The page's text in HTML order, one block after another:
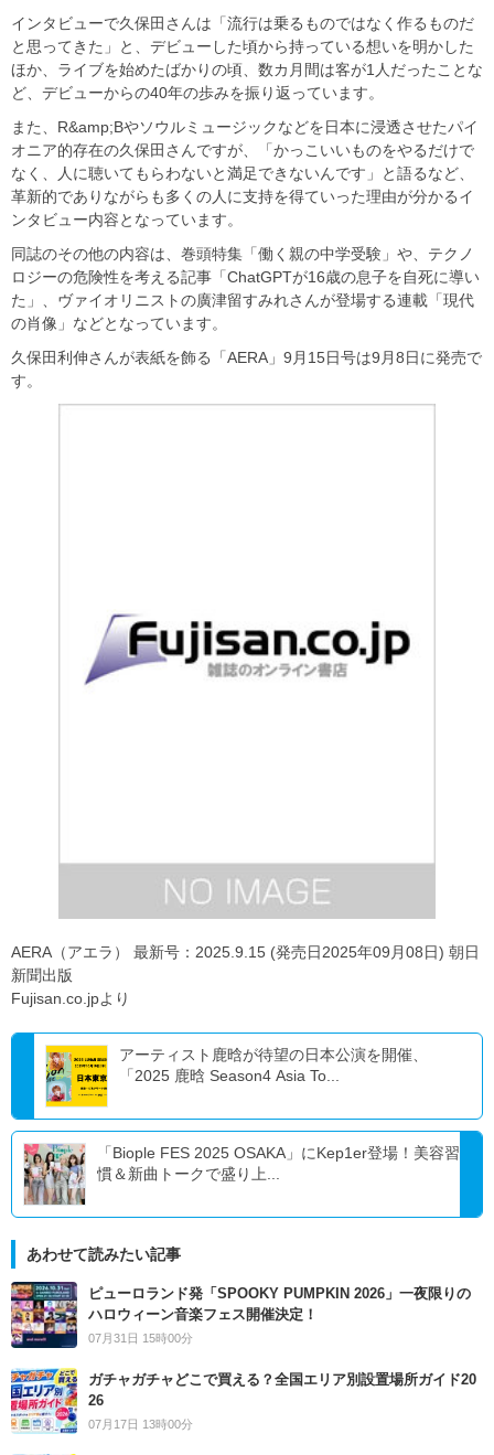
インタビューで久保田さんは「流行は乗るものではなく作るものだ
と思ってきた」と、デビューした頃から持っている想いを明かした
ほか、ライブを始めたばかりの頃、数カ月間は客が1人だったことな
ど、デビューからの40年の歩みを振り返っています。
また、R&amp;Bやソウルミュージックなどを日本に浸透させたパイ
オニア的存在の久保田さんですが、「かっこいいものをやるだけで
なく、人に聴いてもらわないと満足できないんです」と語るなど、
革新的でありながらも多くの人に支持を得ていった理由が分かるイ
ンタビュー内容となっています。
同誌のその他の内容は、巻頭特集「働く親の中学受験」や、テクノ
ロジーの危険性を考える記事「ChatGPTが16歳の息子を自死に導い
た」、ヴァイオリニストの廣津留すみれさんが登場する連載「現代
の肖像」などとなっています。
久保田利伸さんが表紙を飾る「AERA」9月15日号は9月8日に発売で
す。
AERA（アエラ） 最新号：2025.9.15 (発売日2025年09月08日) 朝日
新聞出版
Fujisan.co.jpより
アーティスト鹿晗が待望の日本公演を開催、
「2025 鹿晗 Season4 Asia To...
「Biople FES 2025 OSAKA」にKep1er登場！美容習
慣＆新曲トークで盛り上...
あわせて読みたい記事
ピューロランド発「SPOOKY PUMPKIN 2026」一夜限りの
ハロウィーン音楽フェス開催決定！
07月31日 15時00分
ガチャガチャどこで買える？全国エリア別設置場所ガイド20
26
07月17日 13時00分